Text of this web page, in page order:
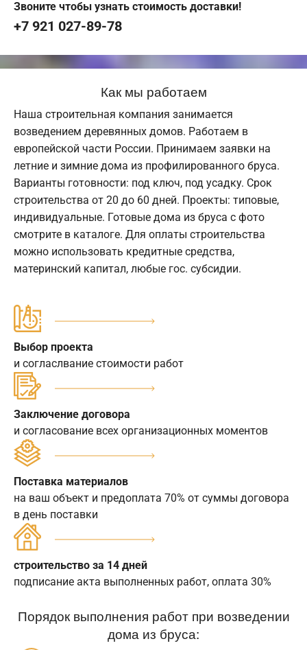
Звоните чтобы узнать стоимость доставки!
+7 921 027-89-78
Как мы работаем
Наша строительная компания занимается
возведением деревянных домов. Работаем в
европейской части России. Принимаем заявки на
летние и зимние дома из профилированного бруса.
Варианты готовности: под ключ, под усадку. Срок
строительства от 20 до 60 дней. Проекты: типовые,
индивидуальные. Готовые дома из бруса с фото
смотрите в каталоге. Для оплаты строительства
можно использовать кредитные средства,
материнский капитал, любые гос. субсидии.
Выбор проекта
и согласлвание стоимости работ
Заключение договора
и согласование всех организационных моментов
Поставка материалов
на ваш объект и предоплата 70% от суммы договора
в день поставки
строительство за 14 дней
подписание акта выполненных работ, оплата 30%
Порядок выполнения работ при возведении
дома из бруса: